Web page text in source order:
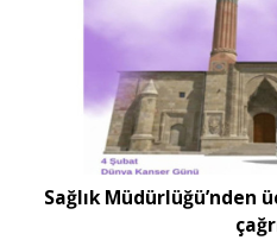
Sağlık Müdürlüğü’nden